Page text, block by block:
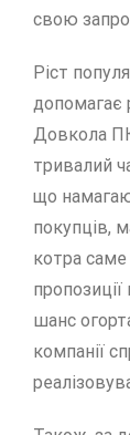
свою
Ріст
допомагає
Довкола
тривалий
що
покупців,
котра
шанс
компанії